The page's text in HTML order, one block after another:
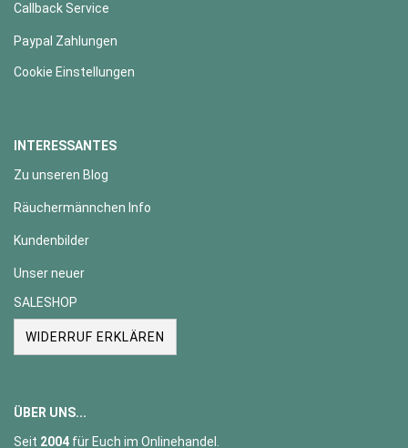
Callback Service
Paypal Zahlungen
Cookie Einstellungen
INTERESSANTES
Zu unseren Blog
Räuchermännchen Info
Kundenbilder
Unser neuer
SALESHOP
WIDERRUF ERKLÄREN
ÜBER UNS...
Seit 2004 für Euch im Onlinehandel.